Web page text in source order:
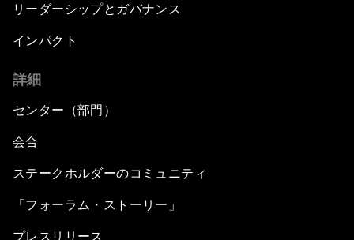
リーダーシップとガバナンス
インパクト
詳細
センター（部門）
会合
ステークホルダーのコミュニティ
「フォーラム・ストーリー」
プレスリリース